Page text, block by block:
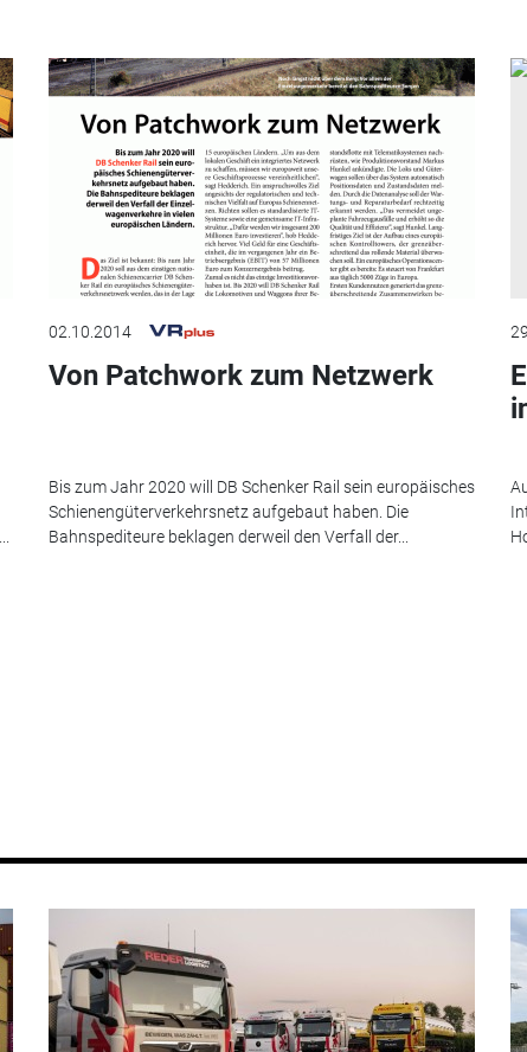
02.10.2014
Von Patchwork zum Netzwerk
Bis zum Jahr 2020 will DB Schenker Rail sein europäisches
Schienengüterverkehrsnetz aufgebaut haben. Die
Bahnspediteure beklagen derweil den Verfall der...